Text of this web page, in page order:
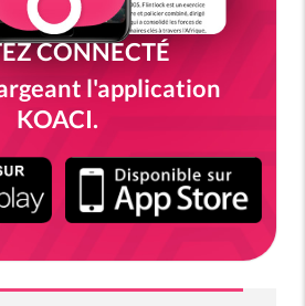
CONNECTÉ
l'application
KOACI.